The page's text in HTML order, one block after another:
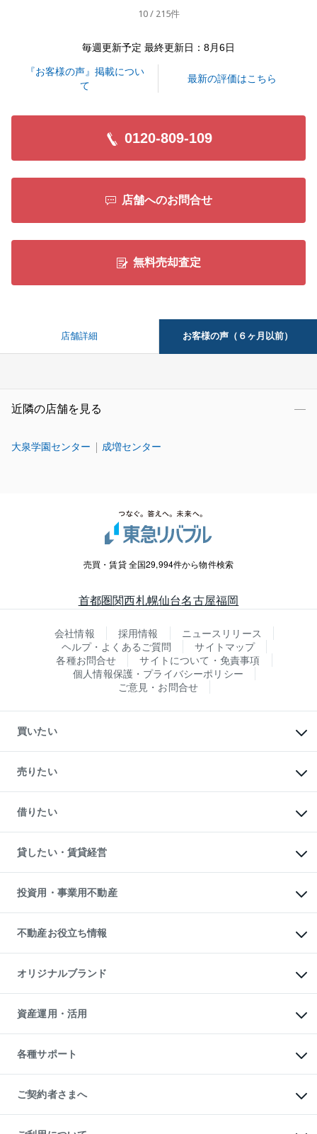
様々な場面でご協力いただき、本当にありがとうござ
今後も不動産のことでお困りごとがございましたら、
いつでもお気軽にご相談ください。
今後とも引き続きよろしくお願いいたします。
10 / 215件
毎週更新予定 最終更新日：8月6日
『お客様の声』掲載につい
て
最新の評価はこちら
0120-809-109
店舗へのお問合せ
無料売却査定
店舗詳細 お客様の声（６ヶ月以前）
近隣の店舗を見る
大泉学園センター 成増センター
売買・賃貸 全国29,994件から物件検索
首都圏関西札幌仙台名古屋福岡
会社情報 採用情報
ニュースリリース
ヘルプ・よくあるご質問
サイトマップ
各種お問合せ
サイトについて・免責事項
個人情報保護・プライバシーポリシー
ご意見・お問合せ
買いたい
新築・分譲マンションの購入
中古マンションの購入
一戸建ての購入
中古一戸建ての購入
不動産購入の流れ
注目キーワード物件特集
購入ガイド
English 繁体中文簡体中文
売りたい
一戸建ての売却・査定
土地の売却・査定
スピードAI査定
不動産査定について
不動産売却の流れ
不動産買換えの流れ
売却ガイド
借りたい
オフィス・店舗の賃貸
借りるときの流れ
借りるガイド
貸したい・賃貸経営
マンション賃料データ
賃貸管理プラン
リロケーションについて
貸すガイド
投資用・事業用不動産
事業用不動産
マンション投資
投資用マンション
アパート経営
収益物件
ビル購入（ビル一棟）
投資用不動産の売却査定
事業用不動産の売却査定
不動産お役立ち情報
マンションライブラリー
人気マンションランキング
暮らしに役立つ不動産メディア
不動産相場・不動産価格情報
不動産コラム・ニュース
不動産用語集
不動産なんでもネット相談室
住まいの税金
オリジナルブランド
一棟リノベーションマンション
L`GENTE（ルジェンテ）
区分リノベーションマンション
投資用一棟レジデンスWELL
不動産小口投資
LEGACIA（レガシア）
資産運用・活用
不動産M&A
アセットマネジメント・出資
各種サポート
相続サポート
リフォームサポート
ご契約者さまへ
ご紹介・再契約特典